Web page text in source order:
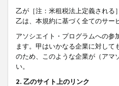
乙が［注：米租税法上定義される
乙は、本規約に基づく全てのサー
アソシエイト・プログラムへの参
ます。甲はいかなる企業に対し
のため、このような企業が（アマ
い。
2. 乙のサイト上のリンク